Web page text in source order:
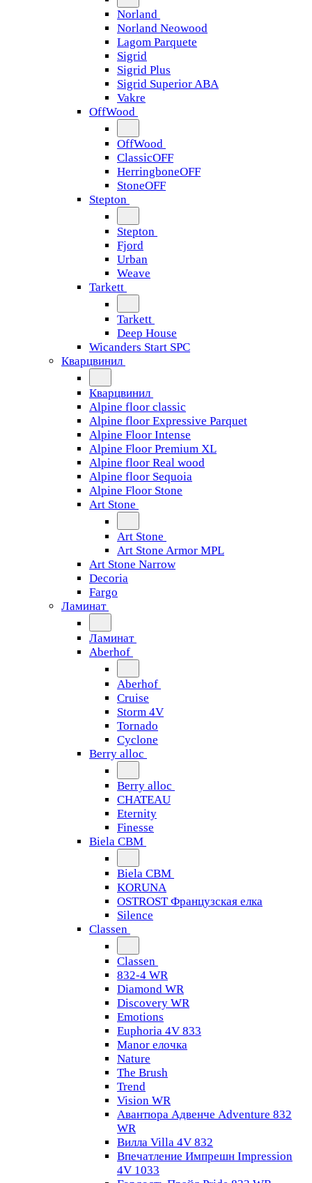
Norland
Norland Neowood
Lagom Parquete
Sigrid
Sigrid Plus
Sigrid Superior ABA
Vakre
OffWood
OffWood
ClassicOFF
HerringboneOFF
StoneOFF
Stepton
Stepton
Fjord
Urban
Weave
Tarkett
Tarkett
Deep House
Wicanders Start SPC
Кварцвинил
Кварцвинил
Alpine floor classic
Alpine floor Expressive Parquet
Alpine Floor Intense
Alpine Floor Premium XL
Alpine floor Real wood
Alpine floor Sequoia
Alpine Floor Stone
Art Stone
Art Stone
Art Stone Armor MPL
Art Stone Narrow
Decoria
Fargo
Ламинат
Ламинат
Aberhof
Aberhof
Cruise
Storm 4V
Tornado
Сyclone
Berry alloc
Berry alloc
CHATEAU
Eternity
Finesse
Biela CBM
Biela CBM
KORUNA
OSTROST Французская елка
Silence
Classen
Classen
832-4 WR
Diamond WR
Discovery WR
Emotions
Euphoria 4V 833
Manor елочка
Nature
The Brush
Trend
Vision WR
Авантюра Адвенче Adventure 832
WR
Вилла Villa 4V 832
Впечатление Импрешн Impression
4V 1033